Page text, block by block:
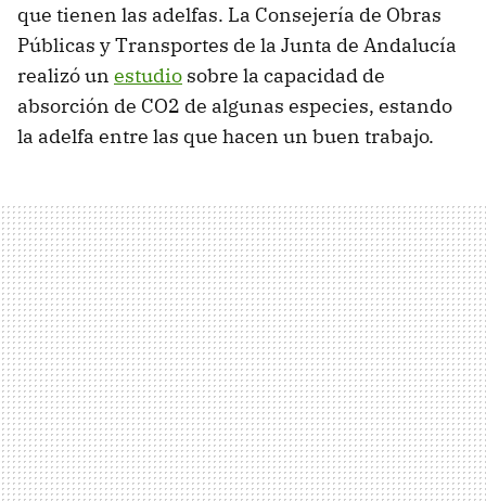
que tienen las adelfas. La Consejería de Obras
Públicas y Transportes de la Junta de Andalucía
realizó un estudio sobre la capacidad de
absorción de CO2 de algunas especies, estando
la adelfa entre las que hacen un buen trabajo.